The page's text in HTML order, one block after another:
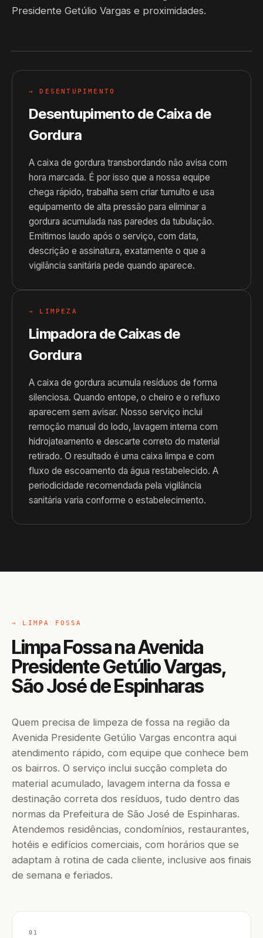
Presidente Getúlio Vargas e proximidades.
→ DESENTUPIMENTO
Desentupimento de Caixa de
Gordura
A caixa de gordura transbordando não avisa com
hora marcada. É por isso que a nossa equipe
chega rápido, trabalha sem criar tumulto e usa
equipamento de alta pressão para eliminar a
gordura acumulada nas paredes da tubulação.
Emitimos laudo após o serviço, com data,
descrição e assinatura, exatamente o que a
vigilância sanitária pede quando aparece.
→ LIMPEZA
Limpadora de Caixas de
Gordura
A caixa de gordura acumula resíduos de forma
silenciosa. Quando entope, o cheiro e o refluxo
aparecem sem avisar. Nosso serviço inclui
remoção manual do lodo, lavagem interna com
hidrojateamento e descarte correto do material
retirado. O resultado é uma caixa limpa e com
fluxo de escoamento da água restabelecido. A
periodicidade recomendada pela vigilância
sanitária varia conforme o estabelecimento.
→ LIMPA FOSSA
Limpa Fossa na Avenida
Presidente Getúlio Vargas,
São José de Espinharas
Quem precisa de limpeza de fossa na região da
Avenida Presidente Getúlio Vargas encontra aqui
atendimento rápido, com equipe que conhece bem
os bairros. O serviço inclui sucção completa do
material acumulado, lavagem interna da fossa e
destinação correta dos resíduos, tudo dentro das
normas da Prefeitura de São José de Espinharas.
Atendemos residências, condomínios, restaurantes,
hotéis e edifícios comerciais, com horários que se
adaptam à rotina de cada cliente, inclusive aos finais
de semana e feriados.
01